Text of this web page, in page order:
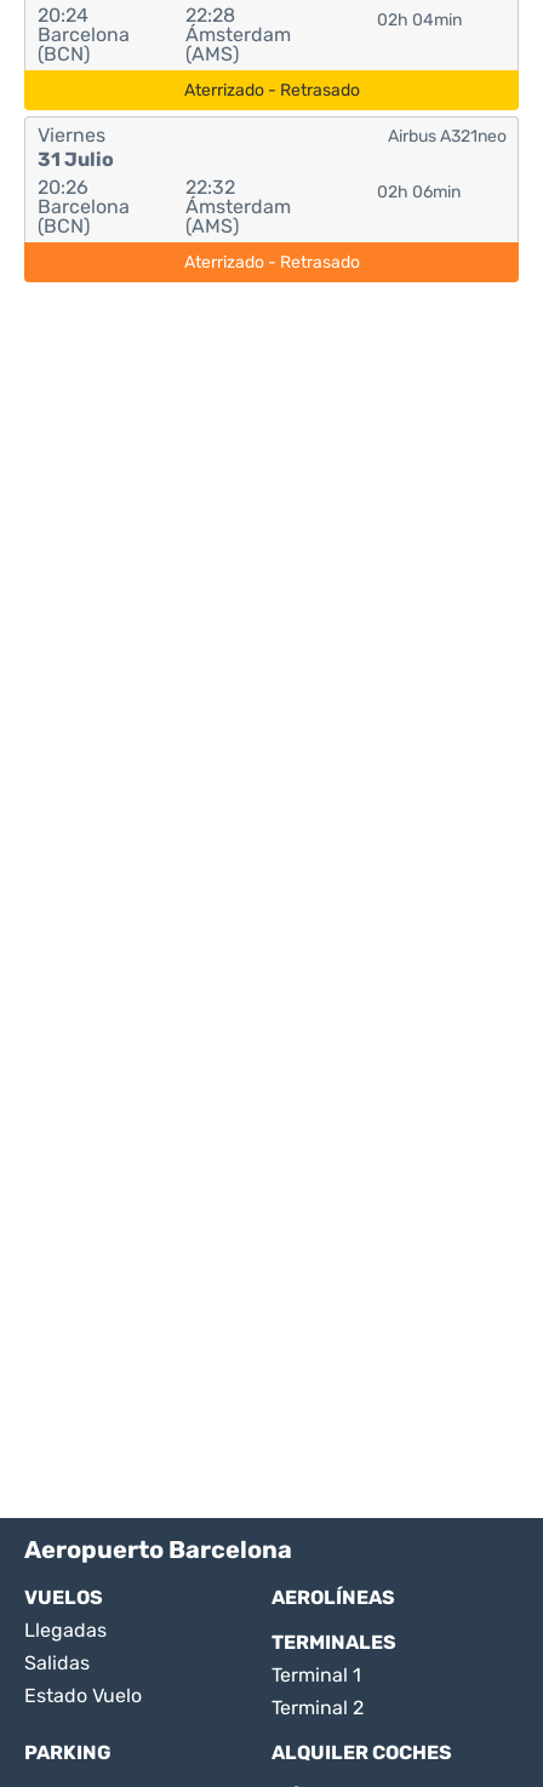
20:24
Barcelona
(BCN)
22:28
Ámsterdam
(AMS)
02h 04min
Aterrizado - Retrasado
Viernes
31 Julio
20:26
Barcelona
(BCN)
22:32
Ámsterdam
(AMS)
02h 06min
Airbus A321neo
Aterrizado - Retrasado
Aeropuerto Barcelona
VUELOS
Llegadas
Salidas
Estado Vuelo
AEROLÍNEAS
TERMINALES
Terminal 1
Terminal 2
PARKING
ALQUILER COCHES